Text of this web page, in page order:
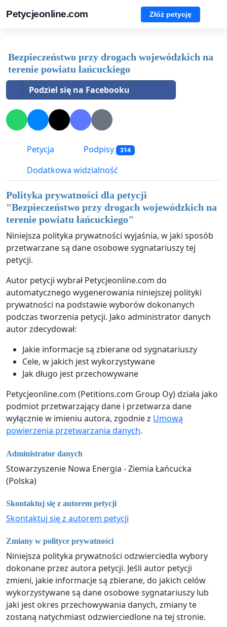
Petycjeonline.com Złóż petycję
Bezpieczeństwo przy drogach wojewódzkich na
terenie powiatu łańcuckiego
Podziel się na Facebooku
Petycja Podpisy 314
Dodatkowa widzialność
Polityka prywatności dla petycji
"Bezpieczeństwo przy drogach wojewódzkich na
terenie powiatu łańcuckiego"
Niniejsza polityka prywatności wyjaśnia, w jaki sposób
przetwarzane są dane osobowe sygnatariuszy tej
petycji.
Autor petycji wybrał Petycjeonline.com do
automatycznego wygenerowania niniejszej polityki
prywatności na podstawie wyborów dokonanych
podczas tworzenia petycji. Jako administrator danych
autor zdecydował:
Jakie informacje są zbierane od sygnatariuszy
Cele, w jakich jest wykorzystywane
Jak długo jest przechowywane
Petycjeonline.com (Petitions.com Group Oy) działa jako
podmiot przetwarzający dane i przetwarza dane
wyłącznie w imieniu autora, zgodnie z Umową
powierzenia przetwarzania danych.
Administrator danych
Stowarzyszenie Nowa Energia - Ziemia Łańcucka
(Polska)
Skontaktuj się z autorem petycji
Skontaktuj się z autorem petycji
Zmiany w polityce prywatności
Niniejsza polityka prywatności odzwierciedla wybory
dokonane przez autora petycji. Jeśli autor petycji
zmieni, jakie informacje są zbierane, do jakich celów
wykorzystywane są dane osobowe sygnatariuszy lub
jaki jest okres przechowywania danych, zmiany te
zostaną natychmiast odzwierciedlone na tej stronie.